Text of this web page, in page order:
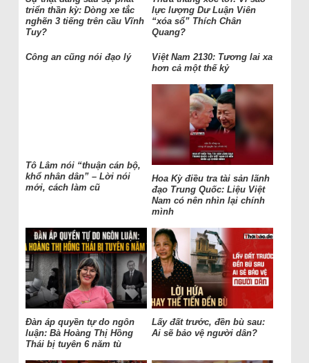
triển thần kỳ: Dòng xe tắc
nghẽn 3 tiếng trên cầu Vĩnh
Tuy?
lực lượng Dư Luận Viên
“xóa sổ” Thích Chân
Quang?
Công an cũng nói đạo lý
Việt Nam 2130: Tương lai xa
hơn cả một thế kỷ
Tô Lâm nói “thuận cán bộ,
khổ nhân dân” – Lời nói
mới, cách làm cũ
Hoa Kỳ điều tra tài sản lãnh
đạo Trung Quốc: Liệu Việt
Nam có nên nhìn lại chính
mình
Đàn áp quyền tự do ngôn
luận: Bà Hoàng Thị Hồng
Thái bị tuyên 6 năm tù
Lấy đất trước, đền bù sau:
Ai sẽ bảo vệ người dân?